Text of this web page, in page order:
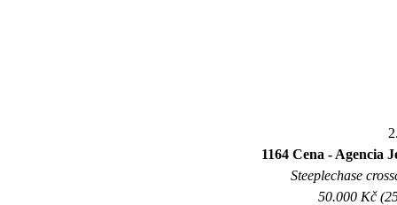
1164 Cena - Agencia
Steeplechase
50.000 Kč